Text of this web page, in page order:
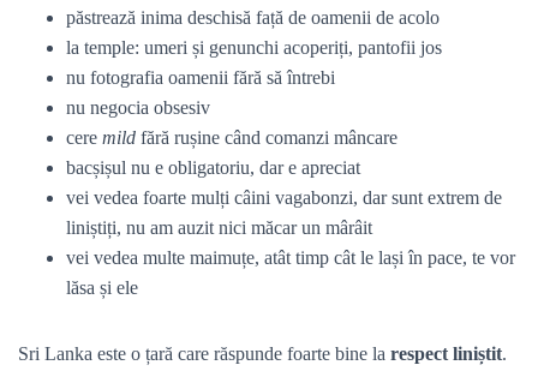
păstrează inima deschisă față de oamenii de acolo
la temple: umeri și genunchi acoperiți, pantofii jos
nu fotografia oamenii fără să întrebi
nu negocia obsesiv
cere mild fără rușine când comanzi mâncare
bacșișul nu e obligatoriu, dar e apreciat
vei vedea foarte mulți câini vagabonzi, dar sunt extrem de
liniștiți, nu am auzit nici măcar un mârâit
vei vedea multe maimuțe, atât timp cât le lași în pace, te vor
lăsa și ele
Sri Lanka este o țară care răspunde foarte bine la respect liniștit.